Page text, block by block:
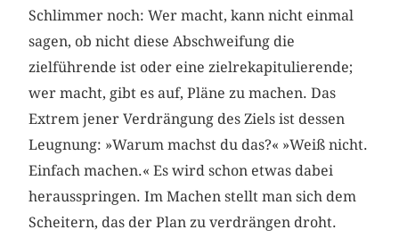
Schlimmer noch: Wer macht, kann nicht einmal
sagen, ob nicht diese Abschweifung die
zielführende ist oder eine zielrekapitulierende;
wer macht, gibt es auf, Pläne zu machen. Das
Extrem jener Verdrängung des Ziels ist dessen
Leugnung: »Warum machst du das?« »Weiß nicht.
Einfach machen.« Es wird schon etwas dabei
herausspringen. Im Machen stellt man sich dem
Scheitern, das der Plan zu verdrängen droht.